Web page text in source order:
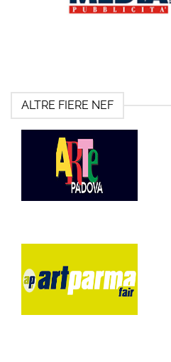
ALTRE FIERE NEF